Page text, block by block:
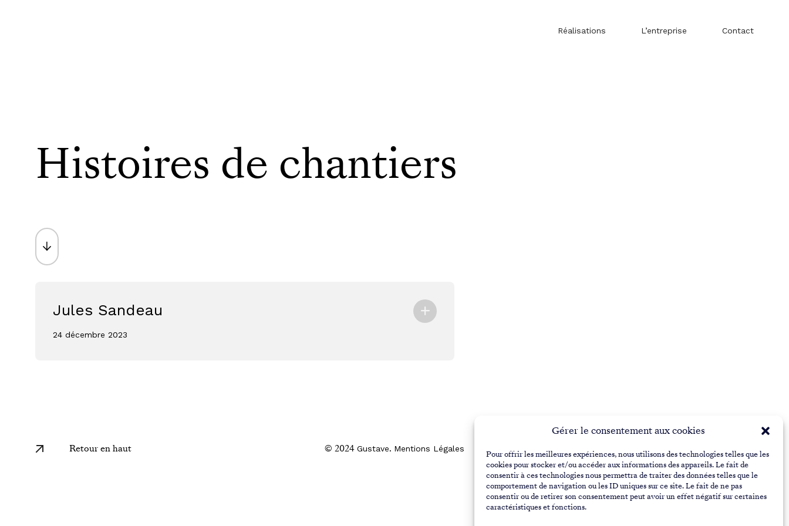
Gérer le consentement aux cookies
Pour offrir les meilleures expériences, nous utilisons des technologies telles que les
cookies pour stocker et/ou accéder aux informations des appareils. Le fait de
consentir à ces technologies nous permettra de traiter des données telles que le
comportement de navigation ou les ID uniques sur ce site. Le fait de ne pas
consentir ou de retirer son consentement peut avoir un effet négatif sur certaines
caractéristiques et fonctions.
Réalisations L’entreprise Contact
Histoires de chantiers
Jules Sandeau
24 décembre 2023
Retour en haut © 2024 Gustave. Mentions Légales Suivre Gustave